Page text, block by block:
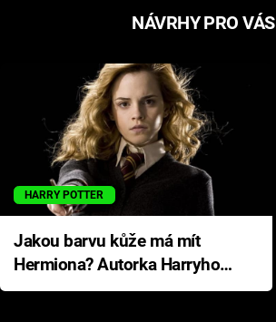
NÁVRHY PRO VÁS
HARRY POTTER
Jakou barvu kůže má mít
Hermiona? Autorka Harryho
Pottera přišla s ráznou